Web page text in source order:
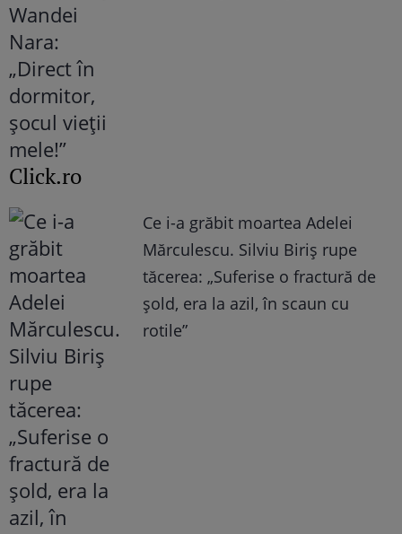
Click.ro
Ce i-a grăbit moartea Adelei
Mărculescu. Silviu Biriș rupe
tăcerea: „Suferise o fractură de
șold, era la azil, în scaun cu
rotile”